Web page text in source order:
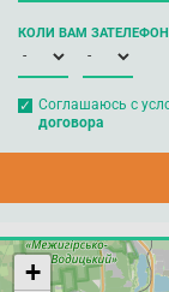
КОЛИ ВАМ
Соглашаюсь с
договора
+